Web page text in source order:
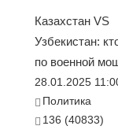
Казахстан VS
Узбекистан:
по военной
28.01.2025
Политика
136 (40833)